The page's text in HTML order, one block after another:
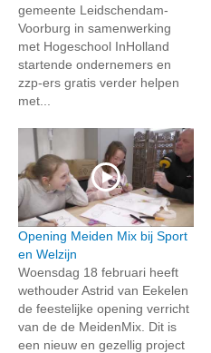
gemeente Leidschendam-
Voorburg in samenwerking
met Hogeschool InHolland
startende ondernemers en
zzp-ers gratis verder helpen
met...
Opening Meiden Mix bij Sport
en Welzijn
Woensdag 18 februari heeft
wethouder Astrid van Eekelen
de feestelijke opening verricht
van de de MeidenMix. Dit is
een nieuw en gezellig project